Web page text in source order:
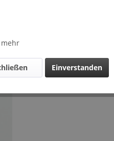
Einverstanden